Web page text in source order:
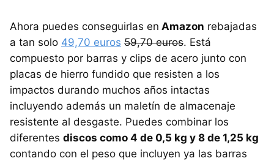
Ahora puedes conseguirlas en Amazon rebajadas
a tan solo 49,70 euros 59,70 euros. Está
compuesto por barras y clips de acero junto con
placas de hierro fundido que resisten a los
impactos durando muchos años intactas
incluyendo además un maletín de almacenaje
resistente al desgaste. Puedes combinar los
diferentes discos como 4 de 0,5 kg y 8 de 1,25 kg
contando con el peso que incluyen ya las barras